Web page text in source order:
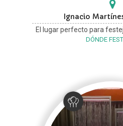
Ignacio
El lugar perfecto para
DÓNDE